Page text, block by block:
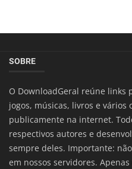
SOBRE
O DownloadGeral reúne links
jogos, músicas, livros e
publicamente na internet.
respectivos autores e
sempre deles. Importante:
em nossos servidores.